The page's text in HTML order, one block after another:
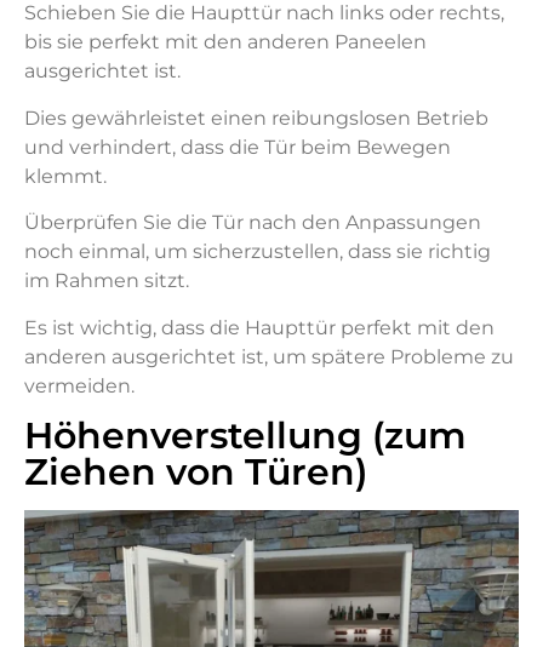
Schieben Sie die Haupttür nach links oder rechts,
bis sie perfekt mit den anderen Paneelen
ausgerichtet ist.
Dies gewährleistet einen reibungslosen Betrieb
und verhindert, dass die Tür beim Bewegen
klemmt.
Überprüfen Sie die Tür nach den Anpassungen
noch einmal, um sicherzustellen, dass sie richtig
im Rahmen sitzt.
Es ist wichtig, dass die Haupttür perfekt mit den
anderen ausgerichtet ist, um spätere Probleme zu
vermeiden.
Höhenverstellung (zum
Ziehen von Türen)